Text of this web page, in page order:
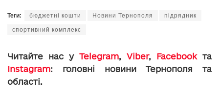
Теги: бюджетні кошти Новини Тернополя підрядник
спортивний комплекс
Читайте нас у Telegram, Viber, Facebookта
Instagram: головні новини Тернополя та
області.